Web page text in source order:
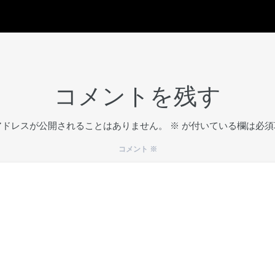
コメントを残す
レスが公開されることはありません。 ※ が付いている欄は必
コメント ※